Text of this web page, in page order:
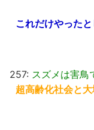
これだけやった
257: スズメは害鳥
超高齢化社会と